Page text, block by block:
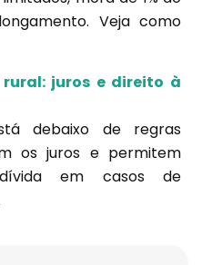
Veja como
juros e direito à
debaixo de regras
os juros e permitem
em casos de